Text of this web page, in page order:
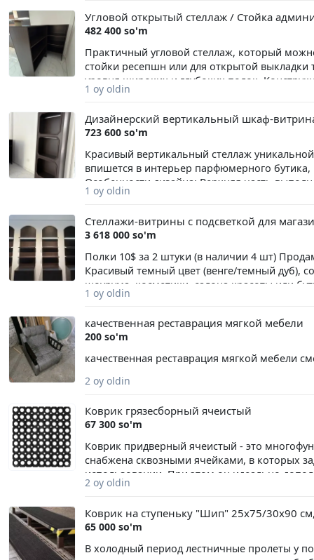
доводчиками, аккуратное внутреннее
(минималистичный фасад без выпирающих
Угловой открытый стеллаж / Стойка
482 400 so'm
Практичный угловой стеллаж, который
стойки ресепшн или для открытой выкладки
уровня широких и глубоких полок.
стеллаж как к стене, так и торцом. Цвет:
1 oy oldin
Дизайнерский вертикальный шкаф-
723 600 so'm
Красивый вертикальный стеллаж
впишется в интерьер парфюмерного
Особенности дизайна: Верхняя часть
ниши обрамлены объёмным классическим
1 oy oldin
Стеллажи-витрины с подсветкой для
3 618 000 so'm
Полки 10$ за 2 штуки (в наличии 4 шт)
Красивый темный цвет (венге/темный дуб),
шоурума, косметики, салона красоты или
подсветкой полок и вместительной
1 oy oldin
качественная реставрация мягкой мебели
200 so'm
качественная реставрация мягкой мебели
2 oy oldin
Коврик грязесборный ячеистый
67 300 so'm
Коврик придверный ячеистый - это
снабжена сквозными ячейками, в которых
использовании. При этом он идеально
очистки изделие достаточно встряхнуть
грязи и снега в местах с высокой и среднй
противоскользящее резиновое покрытие в
внутри помещения Форма Прямоугольная
2 oy oldin
Коврик на ступеньку "Шип" 25х75/30х90
65 000 so'm
В холодный период лестничные пролеты у